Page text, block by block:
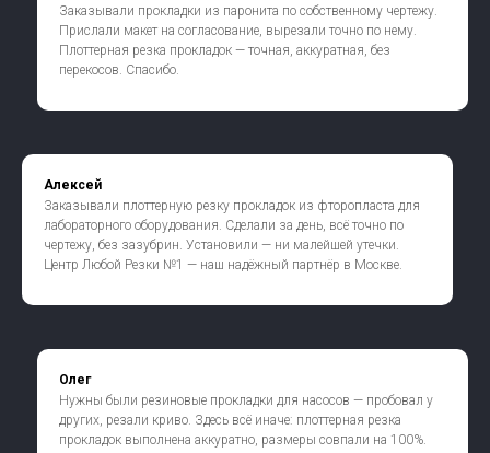
Заказывали прокладки из паронита по собственному чертежу.
Прислали макет на согласование, вырезали точно по нему.
Плоттерная резка прокладок — точная, аккуратная, без
перекосов. Спасибо.
Алексей
Заказывали плоттерную резку прокладок из фторопласта для
лабораторного оборудования. Сделали за день, всё точно по
чертежу, без зазубрин. Установили — ни малейшей утечки.
Центр Любой Резки №1 — наш надёжный партнёр в Москве.
Олег
Нужны были резиновые прокладки для насосов — пробовал у
других, резали криво. Здесь всё иначе: плоттерная резка
прокладок выполнена аккуратно, размеры совпали на 100%.